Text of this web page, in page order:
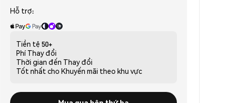
Hỗ trợ:
Tiền tệ 50+
Phí Thay đổi
Thời gian đến Thay đổi
Tốt nhất cho Khuyến mãi theo khu vực